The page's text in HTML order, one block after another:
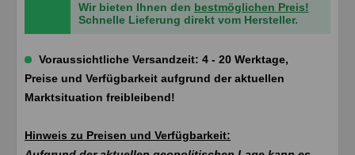
Wir bieten Ihnen den bestmöglichen Preis!
Schnelle Lieferung direkt vom Hersteller.
Voraussichtliche Versandzeit: 4 - 20 Werktage,
Preise und Verfügbarkeit aufgrund der aktuellen
Marktsituation freibleibend!
Hinweis zu Preisen und Verfügbarkeit: